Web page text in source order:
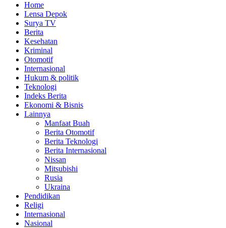
Home
Lensa Depok
Surya TV
Berita
Kesehatan
Kriminal
Otomotif
Internasional
Hukum & politik
Teknologi
Indeks Berita
Ekonomi & Bisnis
Lainnya
Manfaat Buah
Berita Otomotif
Berita Teknologi
Berita Internasional
Nissan
Mitsubishi
Rusia
Ukraina
Pendidikan
Religi
Internasional
Nasional